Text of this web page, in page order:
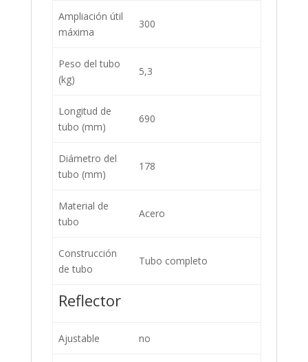
Ampliación útil
máxima
300
Peso del tubo
(kg)
5,3
Longitud de
tubo (mm)
690
Diámetro del
tubo (mm)
178
Material de
tubo
Acero
Construcción
de tubo
Tubo completo
Reflector
Ajustable no